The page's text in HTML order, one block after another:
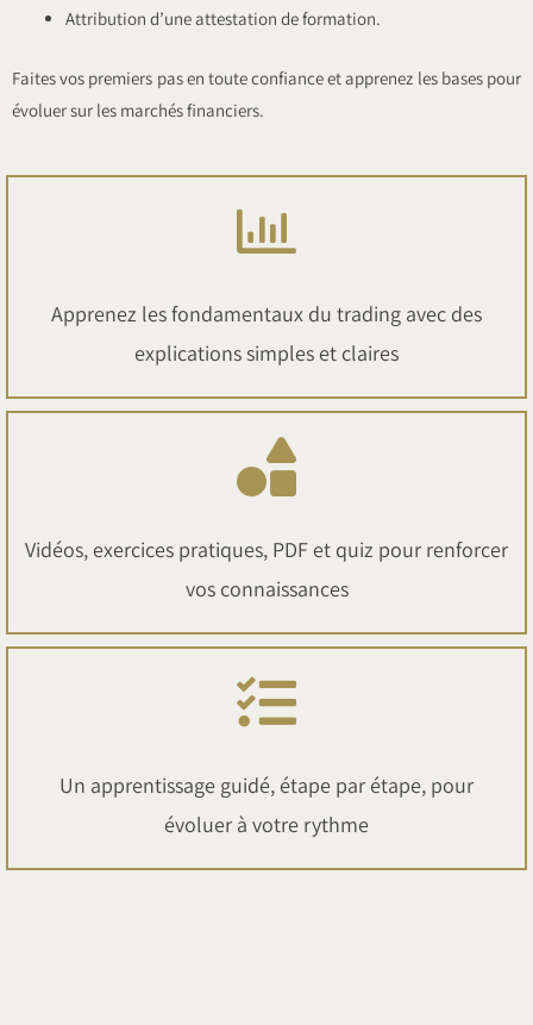
Attribution d’une attestation de formation.
Faites vos premiers pas en toute confiance et apprenez les bases pour
évoluer sur les marchés financiers.
Apprenez les fondamentaux du trading avec des
explications simples et claires
Vidéos, exercices pratiques, PDF et quiz pour renforcer
vos connaissances
Un apprentissage guidé, étape par étape, pour
évoluer à votre rythme